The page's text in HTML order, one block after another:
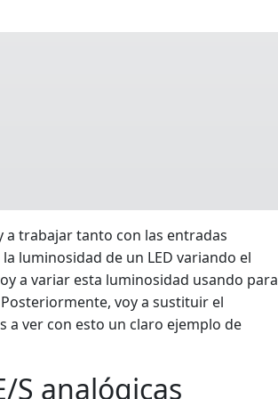
a trabajar tanto con las entradas
luminosidad de un LED variando el
a variar esta luminosidad usando para
voy a sustituir el
a ver con esto un claro ejemplo de
S analógicas